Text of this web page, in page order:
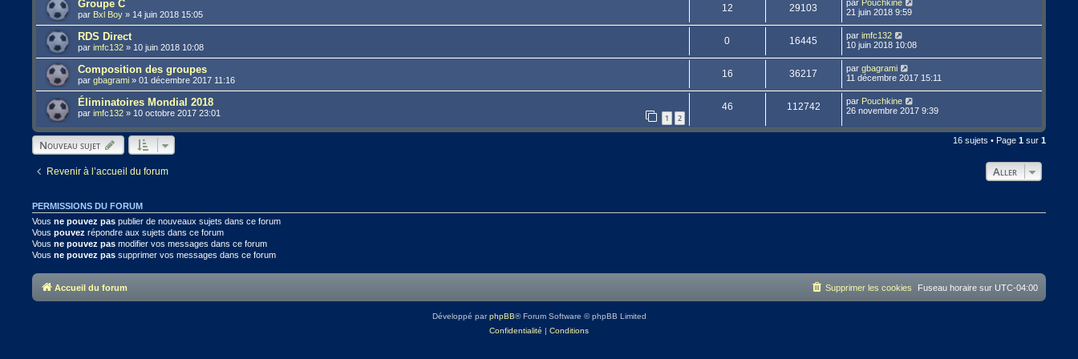
Groupe C
par Bxl Boy » 14 juin 2018 15:05
12 29103 par Pouchkine
21 juin 2018 9:59
RDS Direct
parimfc132 » 10 juin 2018 10:08
0 16445 par imfc132
10 juin 2018 10:08
Composition des groupes
pargbagrami »01 décembre 2017 11:16
16 36217 par gbagrami
11 décembre 2017 15:11
Éliminatoires Mondial 2018
parimfc132 » 10 octobre 2017 23:01 1 2
46 112742 par Pouchkine
26 novembre 2017 9:39
Nouveau sujet 16 sujets • Page 1sur 1
Revenir à l’accueil du forum Aller
PERMISSIONS DU FORUM
Vousne pouvez pas publier de nouveaux sujets dans ce forum
Vouspouvez répondre aux sujets dans ce forum
Vousne pouvez pas modifier vos messages dans ce forum
Vousne pouvez pas supprimer vos messages dans ce forum
Accueil du forum Fuseau horaire sur UTC-04:00
Supprimer les cookies
Développé parphpBB® Forum Software © phpBB Limited
Confidentialité | Conditions